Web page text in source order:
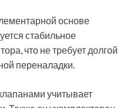
основе
стабильное
что не требует долгой
переналадки.
учитывает